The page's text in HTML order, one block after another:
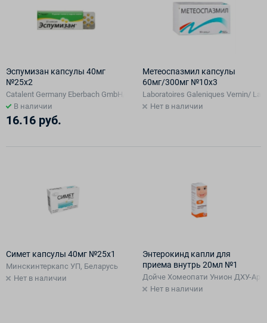
Эспумизан капсулы 40мг
№25х2
Catalent Germany Eberbach GmbH/Berlin-Chemie AG, Германия
В наличии
16.16 руб.
Метеоспазмил капсулы
60мг/300мг №10х3
Laboratoires Galeniques Vernin/
Нет в наличии
Симет капсулы 40мг №25х1
Минскинтеркапс УП, Беларусь
Нет в наличии
Энтерокинд капли для
приема внутрь 20мл №1
Дойче Хомеопати Унион ДХУ-
Нет в наличии